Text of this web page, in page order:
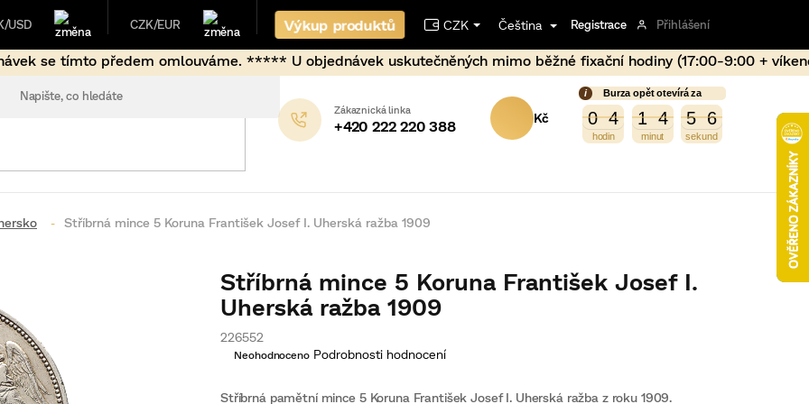
***** U objednávek uskutečněných mimo běžné fixační hodiny (17:00-9:00 + víkend) může dojít vlivem
USD CZK/EUR Výkup produktů CZK Čeština Registrace Přihlášení
NÁKUPNÍ
KOŠÍK
+420 222 220 388
Burza opět otevírá za
0
0 4
4 1
1 4
5
4 5
0
5 5
6
5
Stříbrná mince 5 Koruna František Josef I. Uherská ražba 1909
Stříbrná pamětní mince 5 Koruna František Josef I. Uherská ražba z roku 1909.
Stříbrná mince 5 Koruna František Josef I.
Uherská ražba 1909
226552
Průměrné
je
Neohodnoceno Podrobnosti hodnocení